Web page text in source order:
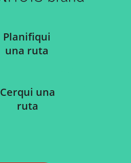
Planifiqui
una ruta
Cerqui una
ruta